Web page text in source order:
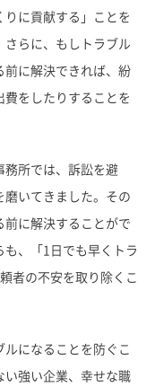
に貢献する」ことを
らに、もしトラブル
に解決できれば、紛
をしたりすることを
所では、訴訟を避
いてきました。その
に解決することがで
、「1日でも早くトラ
者の不安を取り除くこ
になることを防ぐこ
い強い企業、幸せな職